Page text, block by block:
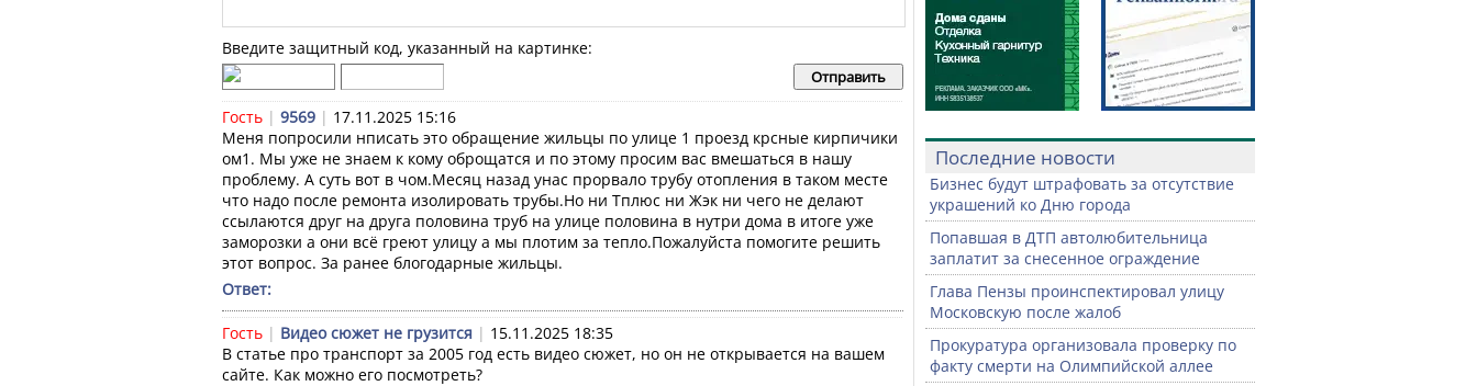
Введите защитный код, указанный на картинке:
Гость | 9569 | 17.11.2025 15:16
Меня попросили нписать это обращение жильцы по улице 1 проезд крсные кирпичики
ом1. Мы уже не знаем к кому оброщатся и по этому просим вас вмешаться в нашу
проблему. А суть вот в чом.Месяц назад унас прорвало трубу отопления в таком месте
что надо после ремонта изолировать трубы.Но ни Тплюс ни Жэк ни чего не делают
ссылаются друг на друга половина труб на улице половина в нутри дома в итоге уже
заморозки а они всё греют улицу а мы плотим за тепло.Пожалуйста помогите решить
этот вопрос. За ранее блогодарные жильцы.
Ответ:
Гость | Видео сюжет не грузится | 15.11.2025 18:35
В статье про транспорт за 2005 год есть видео сюжет, но он не открывается на вашем
сайте. Как можно его посмотреть?
Последние новости
Бизнес будут штрафовать за отсутствие
украшений ко Дню города
Попавшая в ДТП автолюбительница
заплатит за снесенное ограждение
Глава Пензы проинспектировал улицу
Московскую после жалоб
Прокуратура организовала проверку по
факту смерти на Олимпийской аллее